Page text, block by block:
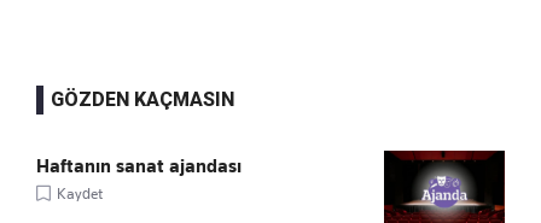
GÖZDEN KAÇMASIN
Haftanın sanat ajandası
Kaydet